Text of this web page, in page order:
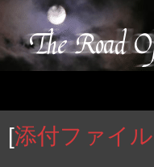
[添付ファイ